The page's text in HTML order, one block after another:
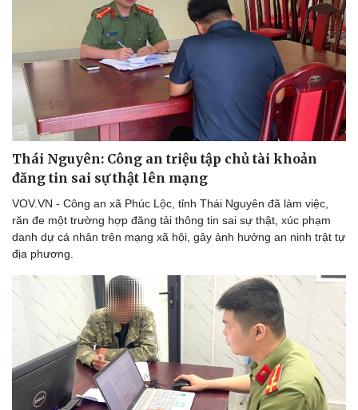
Sức khỏe
Dinh dưỡng - món ngon
Cây thuốc
Nhi khoa
Nam khoa
Làm đẹp - giảm cân
Phòng mạch online
Ăn sạch sống khỏe
Đời sống
Nhà đẹp
Blog
Thái Nguyên: Công an triệu tập chủ tài khoản
đăng tin sai sự thật lên mạng
VOV.VN - Công an xã Phúc Lộc, tỉnh Thái Nguyên đã làm việc,
răn đe một trường hợp đăng tải thông tin sai sự thật, xúc phạm
danh dự cá nhân trên mạng xã hội, gây ảnh hưởng an ninh trật tự
địa phương.